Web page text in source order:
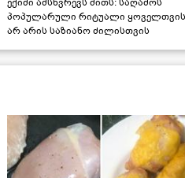
პოპულარული რიტუალი ყოველთვის
არ არის საზიანო ძილისთვის